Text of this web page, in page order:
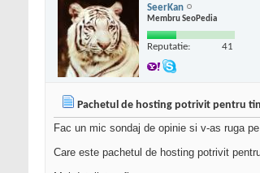
SeerKan
Membru SeoPedia
Reputatie: 41
Pachetul de hosting potrivit pentru
Fac un mic sondaj de opinie si v-as ruga
Care este pachetul de hosting potrivit